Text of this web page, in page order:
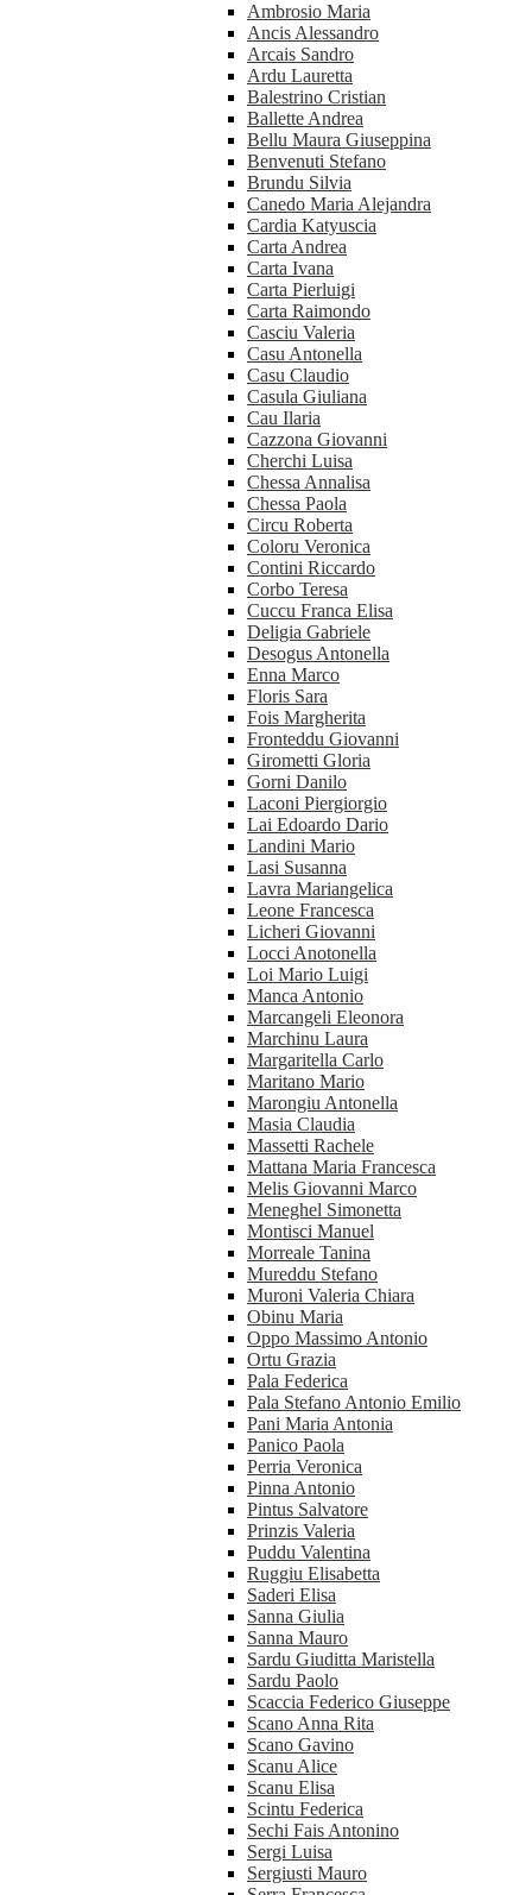
Ambrosio Maria
Ancis Alessandro
Arcais Sandro
Ardu Lauretta
Balestrino Cristian
Ballette Andrea
Bellu Maura Giuseppina
Benvenuti Stefano
Brundu Silvia
Canedo Maria Alejandra
Cardia Katyuscia
Carta Andrea
Carta Ivana
Carta Pierluigi
Carta Raimondo
Casciu Valeria
Casu Antonella
Casu Claudio
Casula Giuliana
Cau Ilaria
Cazzona Giovanni
Cherchi Luisa
Chessa Annalisa
Chessa Paola
Circu Roberta
Coloru Veronica
Contini Riccardo
Corbo Teresa
Cuccu Franca Elisa
Deligia Gabriele
Desogus Antonella
Enna Marco
Floris Sara
Fois Margherita
Fronteddu Giovanni
Girometti Gloria
Gorni Danilo
Laconi Piergiorgio
Lai Edoardo Dario
Landini Mario
Lasi Susanna
Lavra Mariangelica
Leone Francesca
Licheri Giovanni
Locci Anotonella
Loi Mario Luigi
Manca Antonio
Marcangeli Eleonora
Marchinu Laura
Margaritella Carlo
Maritano Mario
Marongiu Antonella
Masia Claudia
Massetti Rachele
Mattana Maria Francesca
Melis Giovanni Marco
Meneghel Simonetta
Montisci Manuel
Morreale Tanina
Mureddu Stefano
Muroni Valeria Chiara
Obinu Maria
Oppo Massimo Antonio
Ortu Grazia
Pala Federica
Pala Stefano Antonio Emilio
Pani Maria Antonia
Panico Paola
Perria Veronica
Pinna Antonio
Pintus Salvatore
Prinzis Valeria
Puddu Valentina
Ruggiu Elisabetta
Saderi Elisa
Sanna Giulia
Sanna Mauro
Sardu Giuditta Maristella
Sardu Paolo
Scaccia Federico Giuseppe
Scano Anna Rita
Scano Gavino
Scanu Alice
Scanu Elisa
Scintu Federica
Sechi Fais Antonino
Sergi Luisa
Sergiusti Mauro